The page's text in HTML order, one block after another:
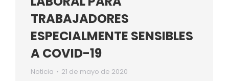
TRABAJADORES
ESPECIALMENTE SENSIBLES
A COVID-19
Noticia 21 de mayo de 2020